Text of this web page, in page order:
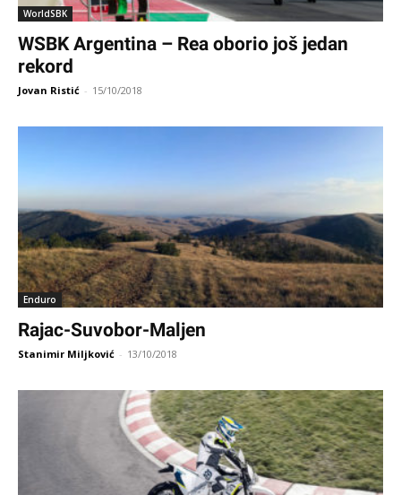
WorldSBK
WSBK Argentina – Rea oborio još jedan
rekord
Jovan Ristić - 15/10/2018
Enduro
Rajac-Suvobor-Maljen
Stanimir Miljković - 13/10/2018